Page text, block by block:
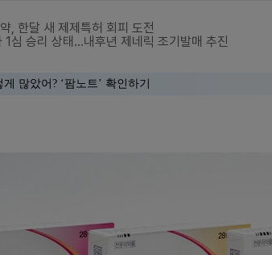
, 한달 새 제제특허 회피 도전
심 승리 상태…내후년 제네릭 조기발매 추진
많았어? ‘팜노트’ 확인하기